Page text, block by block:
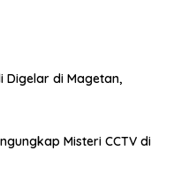
Digelar di Magetan,
Misteri CCTV di